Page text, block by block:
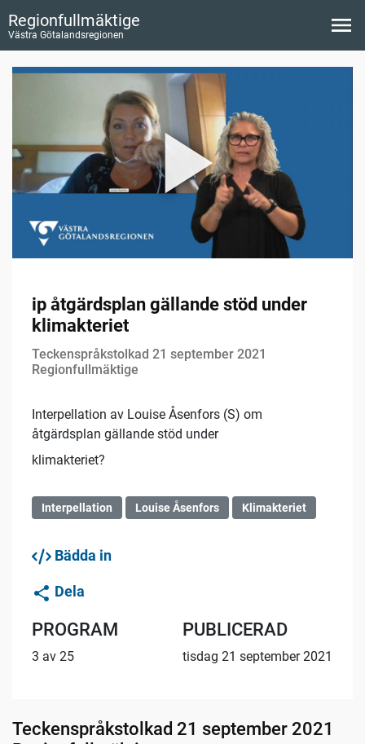
Regionfullmäktige
Västra Götalandsregionen
ip åtgärdsplan gällande stöd under
klimakteriet
Teckenspråkstolkad 21 september 2021
Regionfullmäktige
Interpellation av Louise Åsenfors (S) om
åtgärdsplan gällande stöd under
klimakteriet?
Interpellation Louise Åsenfors Klimakteriet
Bädda in
Dela
PROGRAM
3 av 25
PUBLICERAD
tisdag 21 september 2021
Teckenspråkstolkad 21 september 2021